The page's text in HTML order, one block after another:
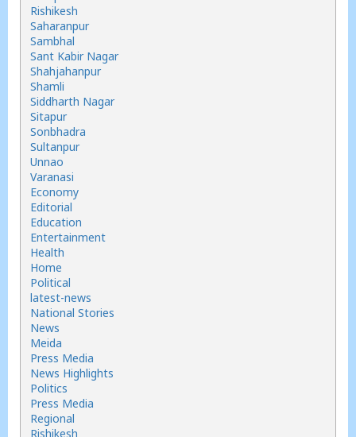
Rishikesh
Saharanpur
Sambhal
Sant Kabir Nagar
Shahjahanpur
Shamli
Siddharth Nagar
Sitapur
Sonbhadra
Sultanpur
Unnao
Varanasi
Economy
Editorial
Education
Entertainment
Health
Home
Political
latest-news
National Stories
News
Meida
Press Media
News Highlights
Politics
Press Media
Regional
Rishikesh